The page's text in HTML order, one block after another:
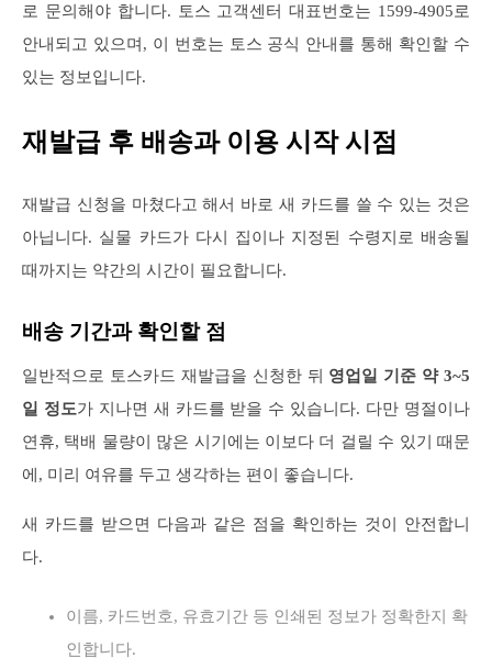
로 문의해야 합니다. 토스 고객센터 대표번호는 1599-4905로
안내되고 있으며, 이 번호는 토스 공식 안내를 통해 확인할 수
있는 정보입니다.
재발급 후 배송과 이용 시작 시점
재발급 신청을 마쳤다고 해서 바로 새 카드를 쓸 수 있는 것은
아닙니다. 실물 카드가 다시 집이나 지정된 수령지로 배송될
때까지는 약간의 시간이 필요합니다.
배송 기간과 확인할 점
일반적으로 토스카드 재발급을 신청한 뒤 영업일 기준 약 3~5
일 정도가 지나면 새 카드를 받을 수 있습니다. 다만 명절이나
연휴, 택배 물량이 많은 시기에는 이보다 더 걸릴 수 있기 때문
에, 미리 여유를 두고 생각하는 편이 좋습니다.
새 카드를 받으면 다음과 같은 점을 확인하는 것이 안전합니
다.
이름, 카드번호, 유효기간 등 인쇄된 정보가 정확한지 확
인합니다.